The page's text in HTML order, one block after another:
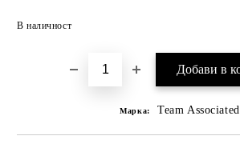
В наличност
Марка: Team Associated